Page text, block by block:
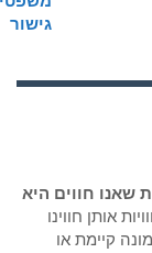
חווים היא
אותן חווינו
קיימת או